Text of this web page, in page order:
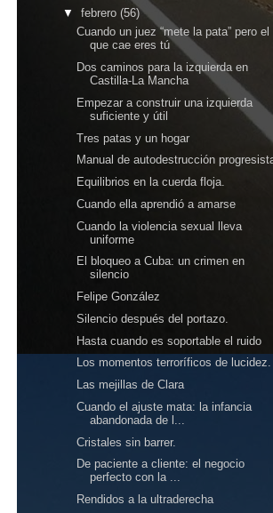
▼ febrero (56)
Cuando un juez “mete la pata” pero el
que cae eres tú
Dos caminos para la izquierda en
Castilla-La Mancha
Empezar a construir una izquierda
suficiente y útil
Tres patas y un hogar
Manual de autodestrucción
Equilibrios en la cuerda floja.
Cuando ella aprendió a amarse
Cuando la violencia sexual lleva
uniforme
El bloqueo a Cuba: un crimen en
silencio
Felipe González
Silencio después del portazo.
Hasta cuando es soportable el ruido
Los momentos terroríficos de lucidez.
Las mejillas de Clara
Cuando el ajuste mata: la infancia
abandonada de l...
Cristales sin barrer.
De paciente a cliente: el negocio
perfecto con la ...
Rendidos a la ultraderecha